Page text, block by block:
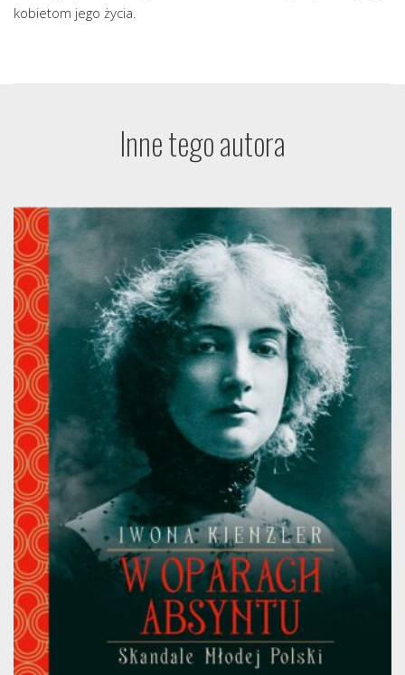
kobietom jego życia.
Inne tego autora